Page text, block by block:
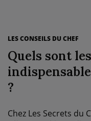
LES CONSEILS DU CHEF
Quels sont
?
Chez Les Secrets du